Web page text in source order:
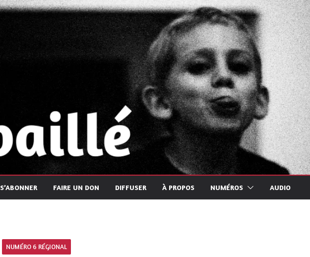
S’ABONNER FAIRE UN DON DIFFUSER À PROPOS NUMÉROS AUDIO
NUMÉRO 6 RÉGIONAL